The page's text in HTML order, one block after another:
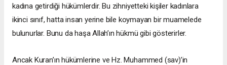
kadına getirdiği hükümlerdir. Bu zihniyetteki kişiler kadınlara
ikinci sınıf, hatta insan yerine bile koymayan bir muamelede
bulunurlar. Bunu da haşa Allah’ın hükmü gibi gösterirler.
Ancak Kuran’ın hükümlerine ve Hz. Muhammed (sav)’in